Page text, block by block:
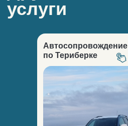
Автосопровождение
по Териберке